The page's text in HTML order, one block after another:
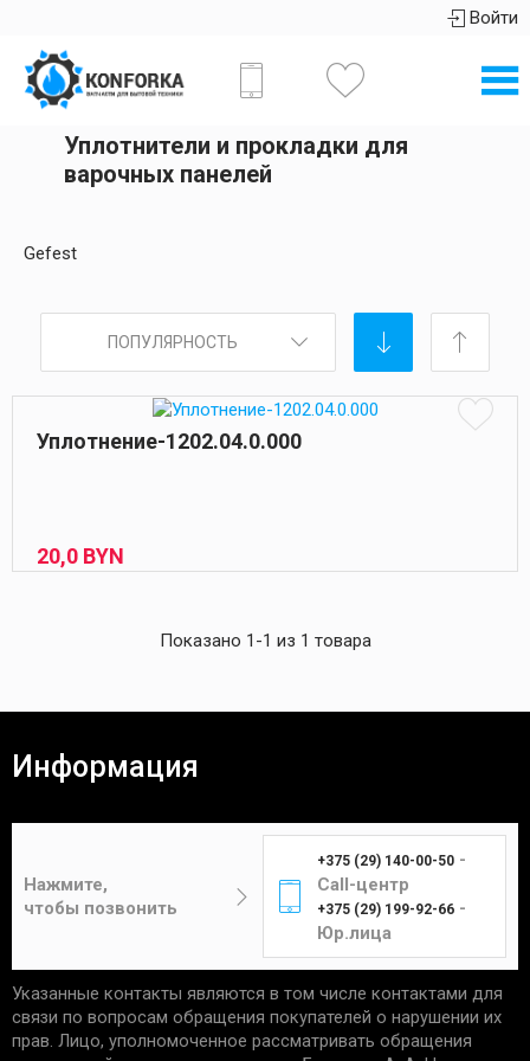
Войти
Уплотнители и прокладки для
варочных панелей
Gefest
ПОПУЛЯРНОСТЬ
Уплотнение-1202.04.0.000
20,0 BYN
Показано 1-1 из 1 товара
Информация
Нажмите,
чтобы позвонить
+375 (29) 140-00-50 -
Call-центр
+375 (29) 199-92-66 -
Юр.лица
Указанные контакты являются в том числе контактами для
связи по вопросам обращения покупателей о нарушении их
прав. Лицо, уполномоченное рассматривать обращения